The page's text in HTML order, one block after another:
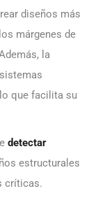
diseños más
márgenes de
la
que facilita su
detectar
estructurales
críticas.